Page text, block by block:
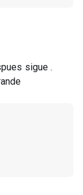
sigue .